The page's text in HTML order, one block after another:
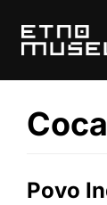
para
Povo